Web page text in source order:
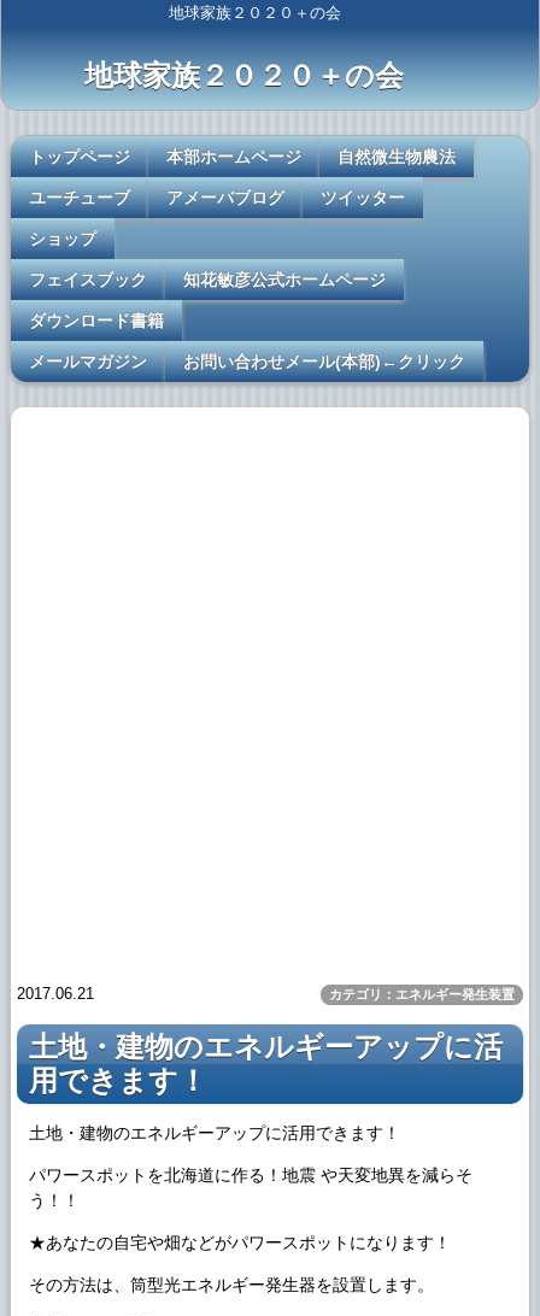
地球家族２０２０＋の会
地球家族２０２０＋の会
トップページ 本部ホームページ 自然微生物農法
ユーチューブ アメーバブログ ツイッター
ショップ
フェイスブック 知花敏彦公式ホームページ
ダウンロード書籍
メールマガジン お問い合わせメール(本部)←クリック
2017.06.21 カテゴリ：エネルギー発生装置
土地・建物のエネルギーアップに活
用できます！
土地・建物のエネルギーアップに活用できます！
パワースポットを北海道に作る！地震 や天変地異を減らそ
う！！
★あなたの自宅や畑などがパワースポットになります！
その方法は、筒型光エネルギー発生器を設置します。